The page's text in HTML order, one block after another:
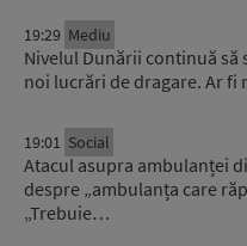
19:29 Mediu
Nivelul Dunării continuă să
noi lucrări de dragare. Ar
19:01 Social
Atacul asupra ambulanței
despre „ambulanța care
„Trebuie…